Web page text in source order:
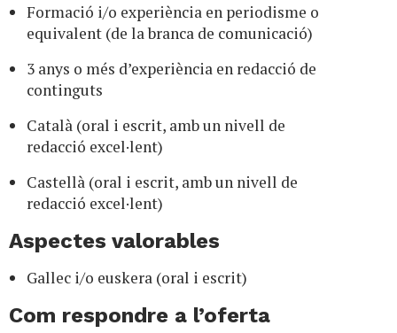
Formació i/o experiència en periodisme o
equivalent (de la branca de comunicació)
3 anys o més d’experiència en redacció de
continguts
Català (oral i escrit, amb un nivell de
redacció excel·lent)
Castellà (oral i escrit, amb un nivell de
redacció excel·lent)
Aspectes valorables
Gallec i/o euskera (oral i escrit)
Com respondre a l’oferta